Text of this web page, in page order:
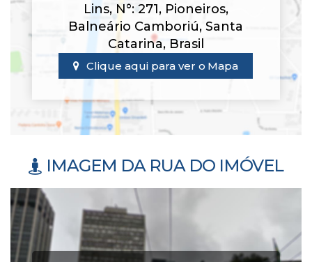
Lins, N°:271, Pioneiros,
Balneário Camboriú,Santa
Catarina, Brasil
Clique aqui para ver o Mapa
IMAGEM DA RUA DO IMÓVEL